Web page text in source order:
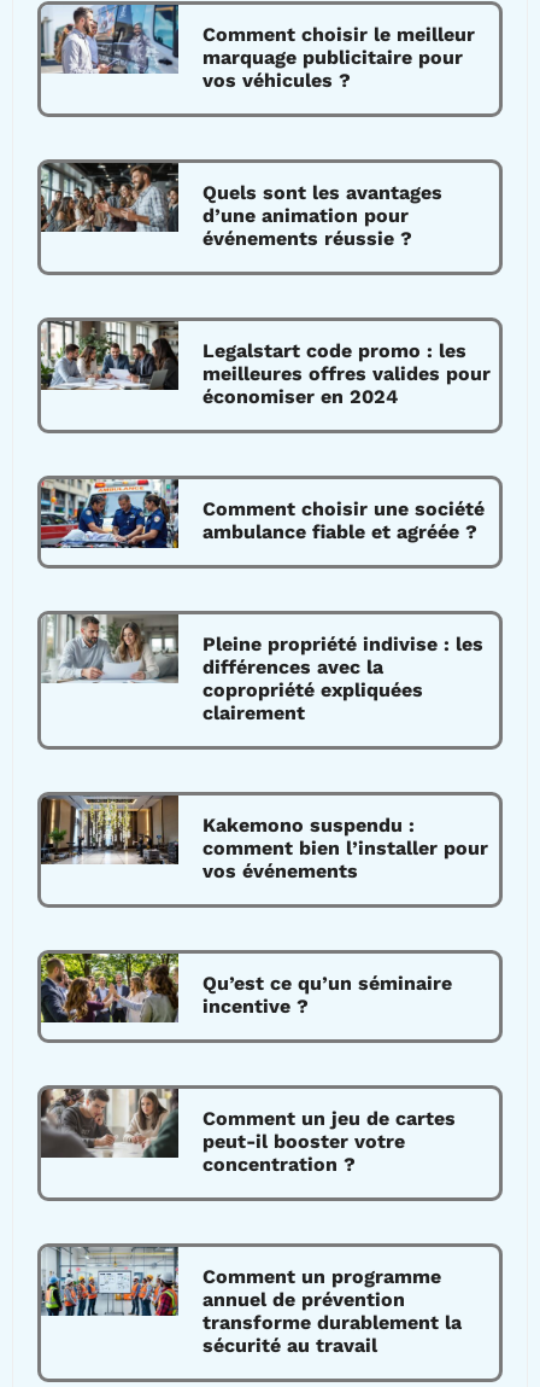
Comment choisir le meilleur
marquage publicitaire pour
vos véhicules ?
Quels sont les avantages
d’une animation pour
événements réussie ?
Legalstart code promo : les
meilleures offres valides pour
économiser en 2024
Comment choisir une société
ambulance fiable et agréée ?
Pleine propriété indivise : les
différences avec la
copropriété expliquées
clairement
Kakemono suspendu :
comment bien l’installer pour
vos événements
Qu’est ce qu’un séminaire
incentive ?
Comment un jeu de cartes
peut-il booster votre
concentration ?
Comment un programme
annuel de prévention
transforme durablement la
sécurité au travail